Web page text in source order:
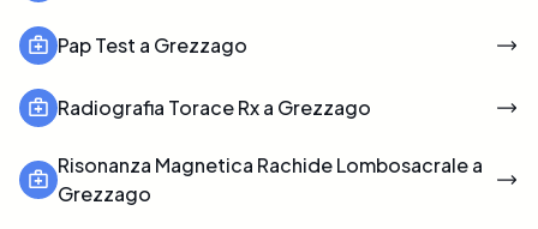
Pap Test a Grezzago
Radiografia Torace Rx a Grezzago
Risonanza Magnetica Rachide Lombosacrale a
Grezzago